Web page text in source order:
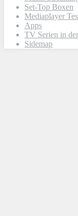
Set-Top Boxen
Mediaplayer
Apps
TV Serien in
Sidemap